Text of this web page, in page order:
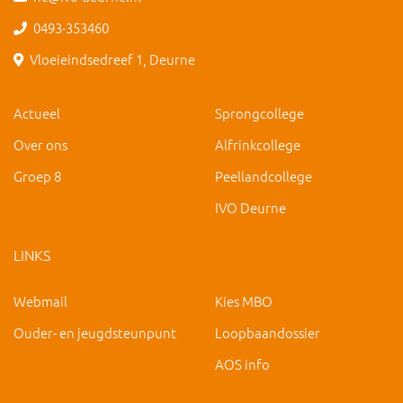
0493-353460
Vloeieindsedreef 1, Deurne
Actueel
Over ons
Groep 8
Sprongcollege
Alfrinkcollege
Peellandcollege
IVO Deurne
LINKS
Webmail
Ouder- en jeugdsteunpunt
Kies MBO
Loopbaandossier
AOS info